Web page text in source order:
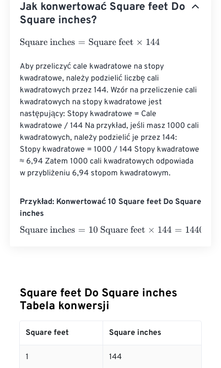
Jak konwertować Square feet Do
Square inches?
Square inches= Square feet ×144
Aby przeliczyć cale kwadratowe na stopy
kwadratowe, należy podzielić liczbę cali
kwadratowych przez 144. Wzór na przeliczenie cali
kwadratowych na stopy kwadratowe jest
następujący: Stopy kwadratowe = Cale
kwadratowe / 144 Na przykład, jeśli masz 1000 cali
kwadratowych, należy podzielić je przez 144:
Stopy kwadratowe = 1000 / 144 Stopy kwadratowe
≈ 6,94 Zatem 1000 cali kwadratowych odpowiada
w przybliżeniu 6,94 stopom kwadratowym.
Przykład: Konwertować 10 Square feet Do Square
inches
Square inches= 10 Square feet×144= 1440 Square inches
Square feet Do Square inches
Tabela konwersji
Square feet Square inches
1 144